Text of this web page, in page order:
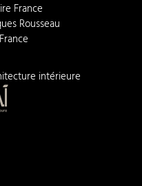
France
Rousseau
intérieure